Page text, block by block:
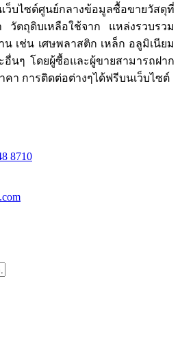
ว็บไซต์ศูนย์กลางข้อมูลซื้อขายวัสดุที่
วัตถุดิบเหลือใช้จาก แหล่งรวบรวม
น เช่น เศษพลาสติก เหล็ก อลูมิเนียม
นๆ โดยผู้ซื้อและผู้ขายสามารถฝาก
คา การติดต่อต่างๆได้ฟรีบนเว็บไซต์
8710